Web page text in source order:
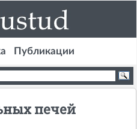
Публикации
печей